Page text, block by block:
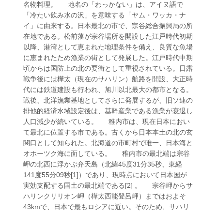
名物料理。 地名の「わっかない」は、アイヌ語で
「冷たい飲み水の沢」を意味する「ヤム・ワッカ・ナ
イ」に由来する。日本最北の市で、宗谷総合振興局の所
在地である。松前藩が宗谷場所を開設した江戸時代初期
以降、港湾として恵まれた地理条件を備え、良質な魚場
に恵まれたため漁業の街として発展した。江戸時代中期
頃からは国防上の北の要衝として重視されている。日露
戦争後には樺太（現在のサハリン）航路を開設、大正時
代には鉄道建設も行われ、旭川以北最大の都市となる。
戦後、北洋漁業基地としてさらに発展するが、旧ソ連の
排他的経済水域設定後は、基幹産業である漁業が衰退し
人口減少が続いている。 稚内市は、現在日本におい
て最北に位置する市である。古くから日本本土の北の玄
関口として知られた。北海道の市町村で唯一、日本海と
オホーツク海に面している。 稚内市の最北端は宗谷
岬の北西に浮かぶ弁天島（北緯45度31分35秒、東経
141度55分09秒[1]）であり、現時点において日本国が
実効支配する国土の最北端である[2] 。 宗谷岬からサ
ハリンクリリオン岬（樺太西能登呂岬）まではおよそ
43kmで、日本で最もロシアに近い。そのため、サハリ